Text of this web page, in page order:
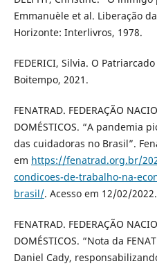
Emmanuèle et al. Liberação
Horizonte: Interlivros, 1978.
FEDERICI, Silvia. O
Boitempo, 2021.
FENATRAD. FEDERAÇÃO
DOMÉSTICOS. “A pandemia
das cuidadoras no Brasil”.
em https://fenatrad.org.br/
condicoes-de-trabalho-na-
brasil/. Acesso em 12/02/2022.
FENATRAD. FEDERAÇÃO
DOMÉSTICOS. “Nota da
Daniel Cady,